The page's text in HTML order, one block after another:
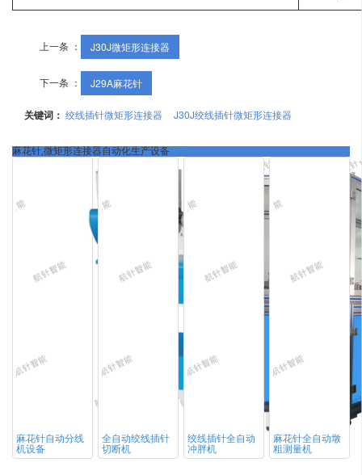
上一条 ： J30J微矩形连接器
下一条 ： J29A麻花针
关键词： 绞线插针微矩形连接器 J30J绞线插针微矩形连接器
麻花针,微矩形连接器自动化生产设备
麻花针自动分线
机设备
全自动绞线插针
切断机
绞线插针全自动
冲胖机
麻花针全自动墩
粗测量机